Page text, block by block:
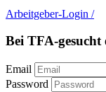
Arbeitgeber-Login /
Bei TFA-gesucht
Email
Password